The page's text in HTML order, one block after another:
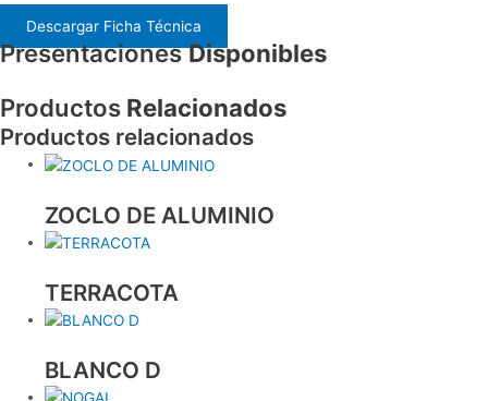
Descargar Ficha Técnica
PresentacionesDisponibles
Productos Relacionados
Productos relacionados
ZOCLO DE ALUMINIO
TERRACOTA
BLANCO D